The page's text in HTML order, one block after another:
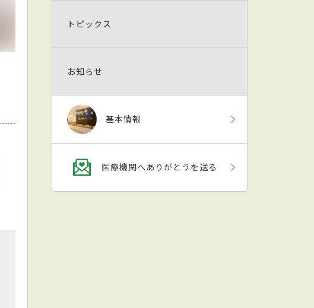
トピックス
お知らせ
基本情報
医療機関へありがとうを送る